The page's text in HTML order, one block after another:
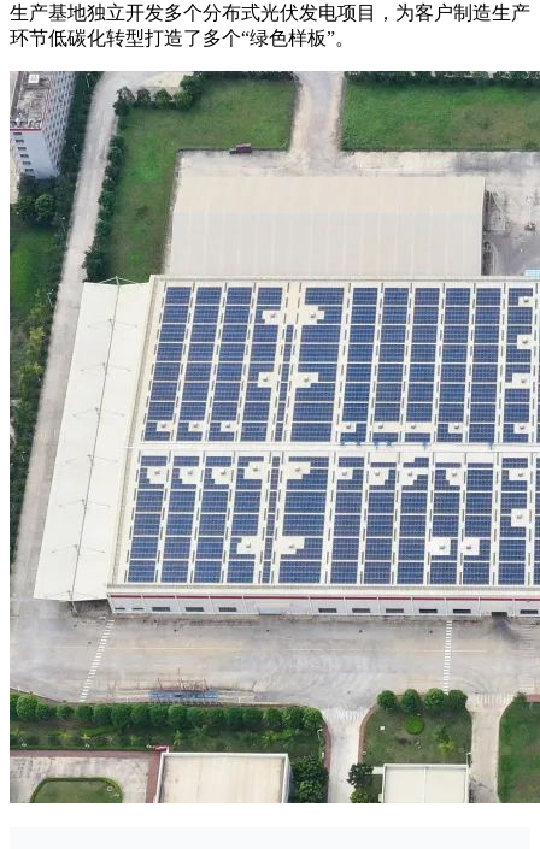
生产基地独立开发多个分布式光伏发电项目，为客户制造生产
环节低碳化转型打造了多个“绿色样板”。